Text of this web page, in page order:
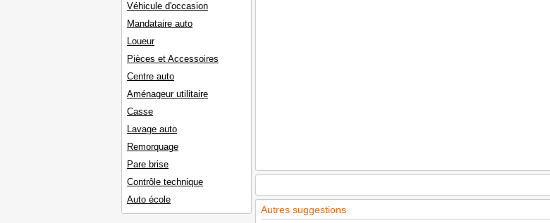
Véhicule d'occasion
Mandataire auto
Loueur
Pièces et Accessoires
Centre auto
Aménageur utilitaire
Casse
Lavage auto
Remorquage
Pare brise
Contrôle technique
Auto école
Autres suggestions